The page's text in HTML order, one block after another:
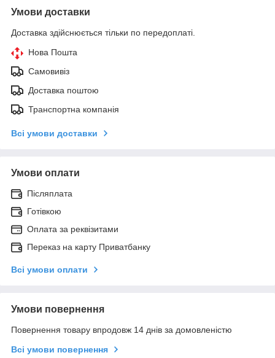
Умови доставки
Доставка здійснюється тільки по передоплаті.
Нова Пошта
Самовивіз
Доставка поштою
Транспортна компанія
Всі умови доставки
Умови оплати
Післяплата
Готівкою
Оплата за реквізитами
Переказ на карту Приватбанку
Всі умови оплати
Умови повернення
Повернення товару впродовж 14 днів за домовленістю
Всі умови повернення